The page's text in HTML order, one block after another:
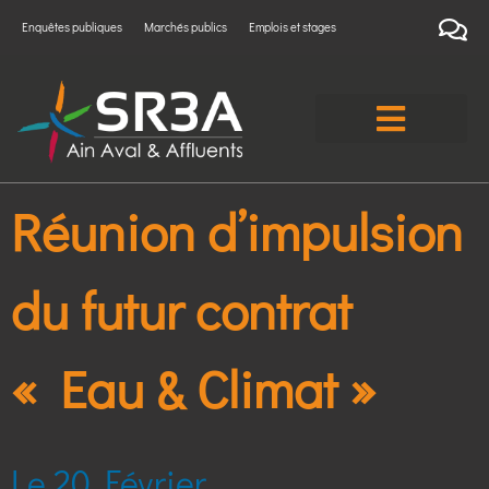
Enquêtes publiques Marchés publics Emplois et stages
Réunion d’impulsion
du futur contrat
« Eau & Climat »